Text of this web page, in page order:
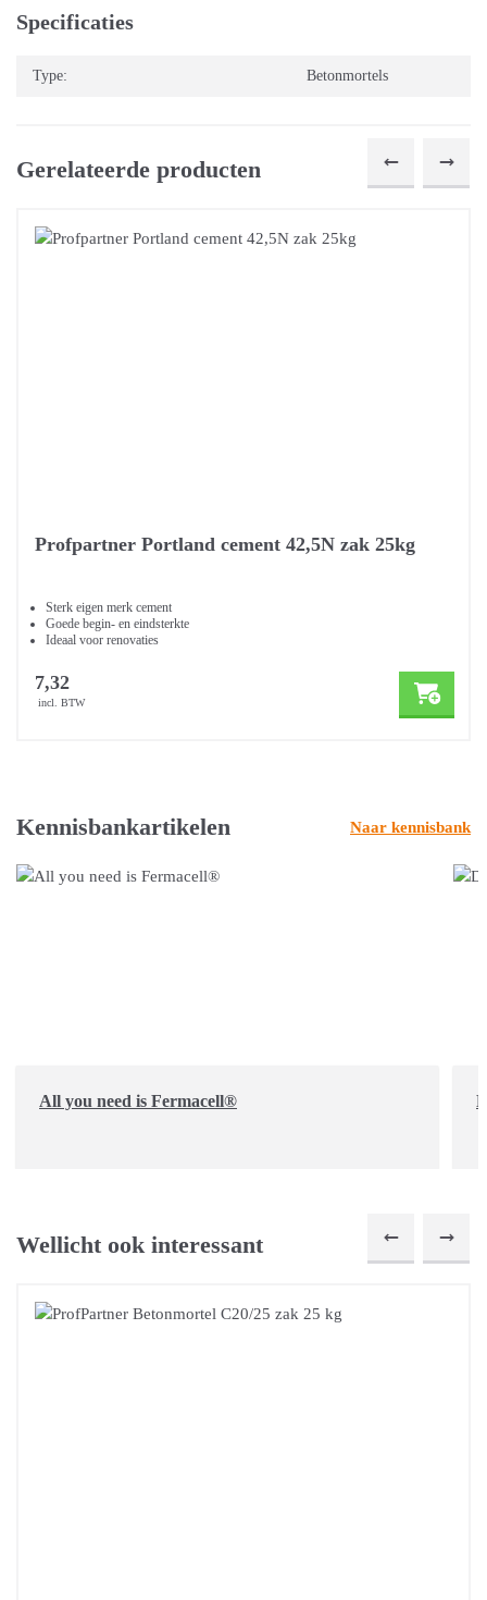
Specificaties
Type: Betonmortels
Gerelateerde producten
Profpartner Portland cement 42,5N zak 25kg
Sterk eigen merk cement
Goede begin- en eindsterkte
Ideaal voor renovaties
7,32
incl. BTW
Kennisbankartikelen Naar kennisbank
All you need is Fermacell®
Wellicht ook interessant